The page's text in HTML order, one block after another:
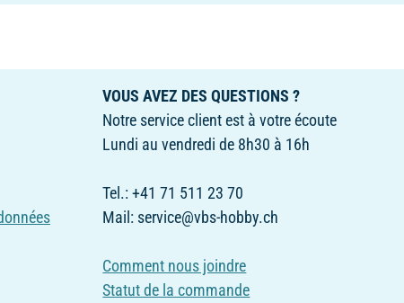
VOUS AVEZ DES QUESTIONS ?
Notre service client est à votre écoute
Lundi au vendredi de 8h30 à 16h
Tel.: +41 71 511 23 70
Mail: service@vbs-hobby.ch
Comment nous joindre
Statut de la commande